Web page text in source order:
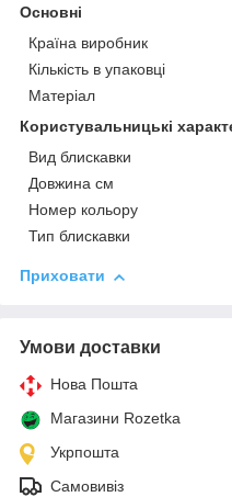
Основні
Країна виробник
Кількість в упаковці
Матеріал
Користувальницькі
Вид блискавки
Довжина см
Номер кольору
Тип блискавки
Приховати
Умови доставки
Нова Пошта
Магазини Rozetka
Укрпошта
Самовивіз